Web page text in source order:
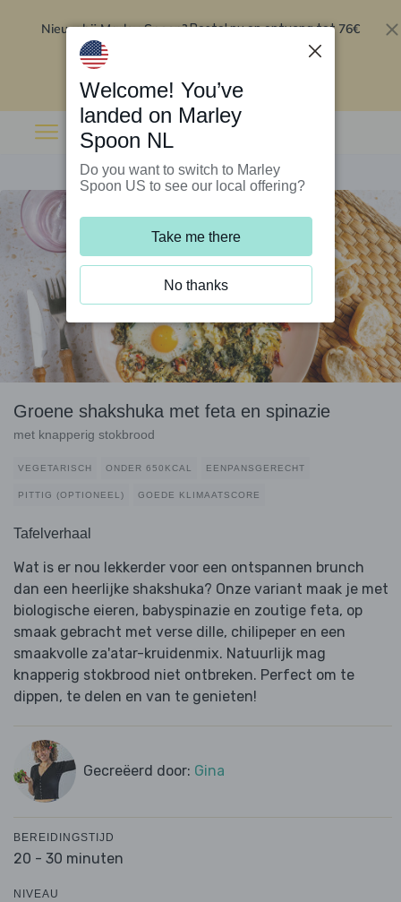
Nieuw bij Marley Spoon?Bestel nu en ontvang tot 76€
Groene shakshuka met feta en spinazie
met knapperig stokbrood
VEGETARISCH ONDER 650KCAL EENPANSGERECHT
PITTIG (OPTIONEEL) GOEDE KLIMAATSCORE
Tafelverhaal
Wat is er nou lekkerder voor een ontspannen brunch
dan een heerlijke shakshuka? Onze variant maak je met
biologische eieren, babyspinazie en zoutige feta, op
smaak gebracht met verse dille, chilipeper en een
smaakvolle za'atar-kruidenmix. Natuurlijk mag
knapperig stokbrood niet ontbreken. Perfect om te
dippen, te delen en van te genieten!
Gecreëerd door: Gina
BEREIDINGSTIJD
20 - 30 minuten
NIVEAU
Welcome! You’ve
landed on Marley
Spoon NL
Do you want to switch to Marley
Spoon US to see our local offering?
Take me there
No thanks